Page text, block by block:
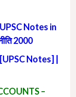
Notes in
2000
Notes] |
–